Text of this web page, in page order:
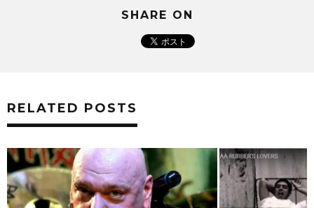
SHARE ON
RELATED POSTS